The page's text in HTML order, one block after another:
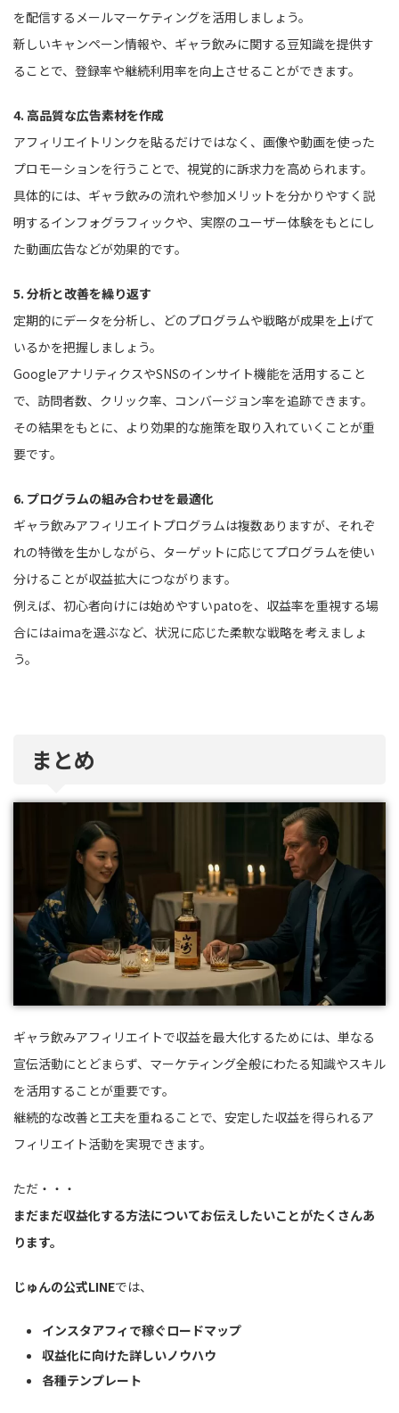
を配信するメールマーケティングを活用しましょう。
新しいキャンペーン情報や、ギャラ飲みに関する豆知識を提供す
ることで、登録率や継続利用率を向上させることができます。
4. 高品質な広告素材を作成
アフィリエイトリンクを貼るだけではなく、画像や動画を使った
プロモーションを行うことで、視覚的に訴求力を高められます。
具体的には、ギャラ飲みの流れや参加メリットを分かりやすく説
明するインフォグラフィックや、実際のユーザー体験をもとにし
た動画広告などが効果的です。
5. 分析と改善を繰り返す
定期的にデータを分析し、どのプログラムや戦略が成果を上げて
いるかを把握しましょう。
GoogleアナリティクスやSNSのインサイト機能を活用すること
で、訪問者数、クリック率、コンバージョン率を追跡できます。
その結果をもとに、より効果的な施策を取り入れていくことが重
要です。
6. プログラムの組み合わせを最適化
ギャラ飲みアフィリエイトプログラムは複数ありますが、それぞ
れの特徴を生かしながら、ターゲットに応じてプログラムを使い
分けることが収益拡大につながります。
例えば、初心者向けには始めやすいpatoを、収益率を重視する場
合にはaimaを選ぶなど、状況に応じた柔軟な戦略を考えましょ
う。
まとめ
ギャラ飲みアフィリエイトで収益を最大化するためには、単なる
宣伝活動にとどまらず、マーケティング全般にわたる知識やスキル
を活用することが重要です。
継続的な改善と工夫を重ねることで、安定した収益を得られるア
フィリエイト活動を実現できます。
ただ・・・
まだまだ収益化する方法についてお伝えしたいことがたくさんあ
ります。
じゅんの公式LINEでは、
インスタアフィで稼ぐロードマップ
収益化に向けた詳しいノウハウ
各種テンプレート